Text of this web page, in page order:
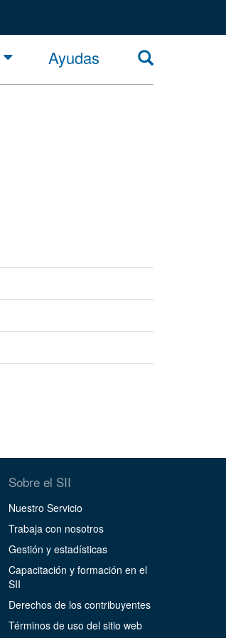
Ayudas
Sobre el SII
Nuestro Servicio
Trabaja con nosotros
Gestión y estadísticas
Capacitación y formación en el
SII
Derechos de los contribuyentes
Términos de uso del sitio web